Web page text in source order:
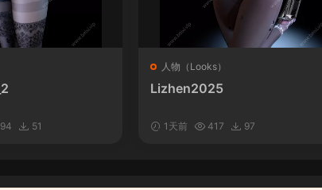
51
人物（Looks）
Lizhen2025
1天前 417 97